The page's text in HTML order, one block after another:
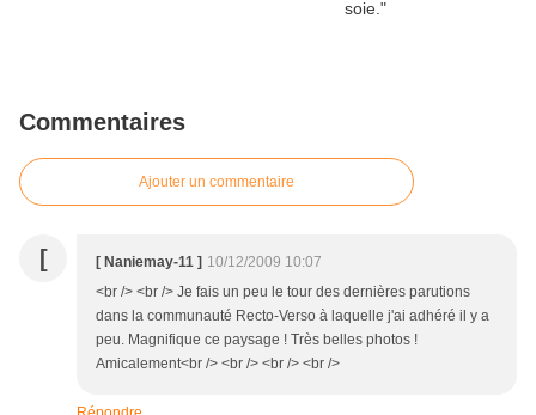
Commentaires
Ajouter un commentaire
[ [ Naniemay-11 ] 10/12/2009 10:07
<br /> <br /> Je fais un peu le tour des dernières parutions
dans la communauté Recto-Verso à laquelle j'ai adhéré il y a
peu. Magnifique ce paysage ! Très belles photos !
Amicalement<br /> <br /> <br /> <br />